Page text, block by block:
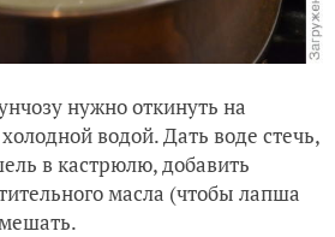
нужно откинуть на
водой. Дать воде стечь,
в кастрюлю, добавить
масла (чтобы лапша